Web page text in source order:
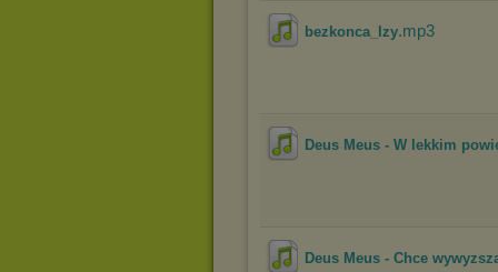
bezkonca_lzy.mp3
Deus Meus - W lekkim
Deus Meus - Chce